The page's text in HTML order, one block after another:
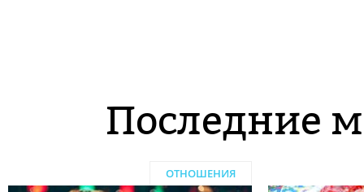
Последние
ОТНОШЕНИЯ